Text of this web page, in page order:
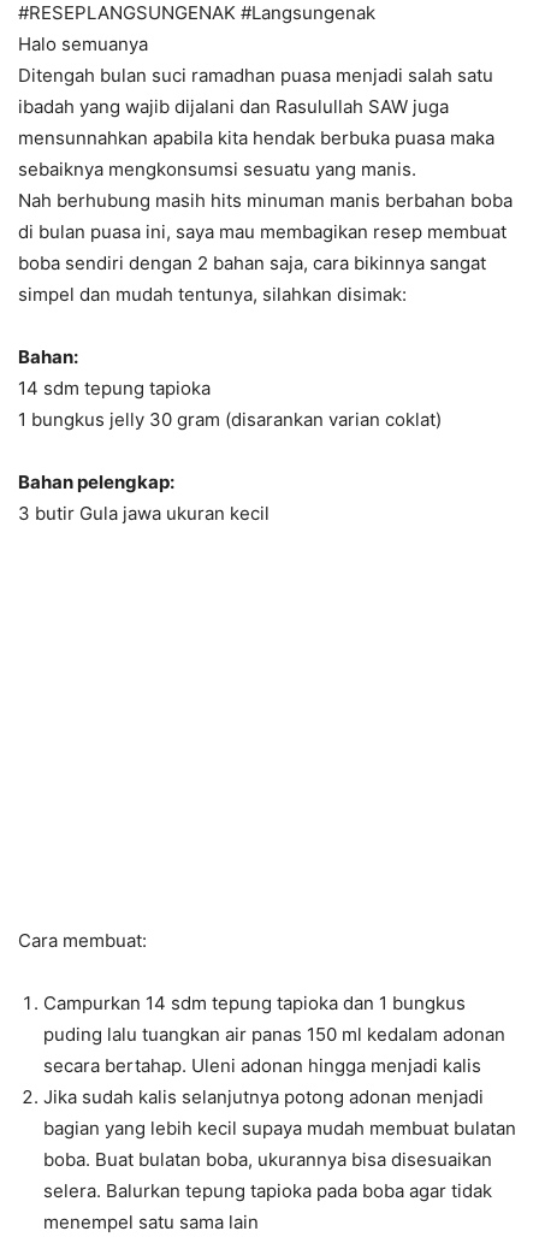
#RESEPLANGSUNGENAK #Langsungenak
Halo semuanya
Ditengah bulan suci ramadhan puasa menjadi salah satu
ibadah yang wajib dijalani dan Rasulullah SAW juga
mensunnahkan apabila kita hendak berbuka puasa maka
sebaiknya mengkonsumsi sesuatu yang manis.
Nah berhubung masih hits minuman manis berbahan boba
di bulan puasa ini, saya mau membagikan resep membuat
boba sendiri dengan 2 bahan saja, cara bikinnya sangat
simpel dan mudah tentunya, silahkan disimak:
Bahan:
14 sdm tepung tapioka
1 bungkus jelly 30 gram (disarankan varian coklat)
Bahan pelengkap:
3 butir Gula jawa ukuran kecil
Cara membuat:
Campurkan 14 sdm tepung tapioka dan 1 bungkus
puding lalu tuangkan air panas 150 ml kedalam adonan
secara bertahap. Uleni adonan hingga menjadi kalis
Jika sudah kalis selanjutnya potong adonan menjadi
bagian yang lebih kecil supaya mudah membuat bulatan
boba. Buat bulatan boba, ukurannya bisa disesuaikan
selera. Balurkan tepung tapioka pada boba agar tidak
menempel satu sama lain